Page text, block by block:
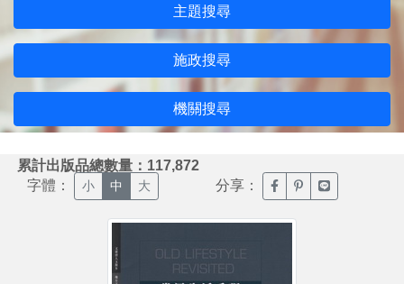
主題搜尋
施政搜尋
機關搜尋
累計出版品總數量：117,872
字體： 小 中 大 分享： 臉書分享(另開新視窗)
噗浪分享(另開新
Line分享(另